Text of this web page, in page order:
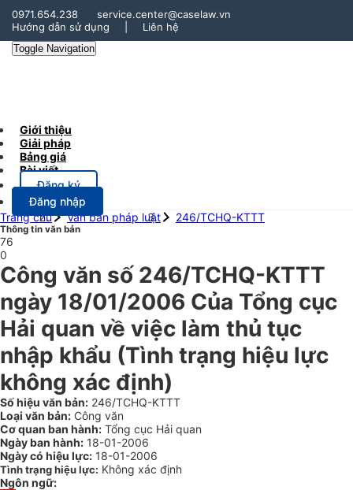
0971.654.238
service.center@caselaw.vn
Hướng dẫn sử dụng
Liên hệ
Toggle Navigation
Giới thiệu
Giải pháp
Bảng giá
Bài viết
Đăng ký
Đăng nhập
Trang chủ
Văn bản pháp luật 246/TCHQ-KTTT
Thông tin văn bản
76
0
Công văn số 246/TCHQ-KTTT
ngày 18/01/2006 Của Tổng cục
Hải quan về việc làm thủ tục
nhập khẩu (Tình trạng hiệu lực
không xác định)
Số hiệu văn bản: 246/TCHQ-KTTT
Loại văn bản: Công văn
Cơ quan ban hành: Tổng cục Hải quan
Ngày ban hành: 18-01-2006
Ngày có hiệu lực: 18-01-2006
Tình trạng hiệu lực: Không xác định
Ngôn ngữ: